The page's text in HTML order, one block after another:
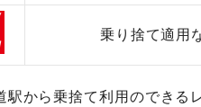
乗り捨て適用
駅から乗捨て利用のできる